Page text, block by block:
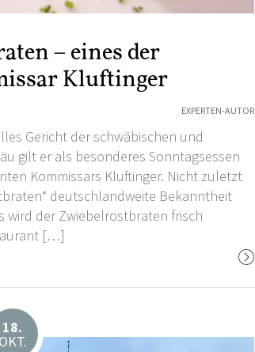
– eines der
Kluftinger
EXPERTEN-AUTOR
Gericht der schwäbischen und
gilt er als besonderes Sonntagsessen
Kommissars Kluftinger. Nicht zuletzt
deutschlandweite Bekanntheit
wird der Zwiebelrostbraten frisch
[…]
18.
OKT.